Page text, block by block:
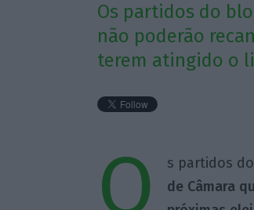
Os partidos do
não poderão
terem atingido o
O s partidos
de Câmara